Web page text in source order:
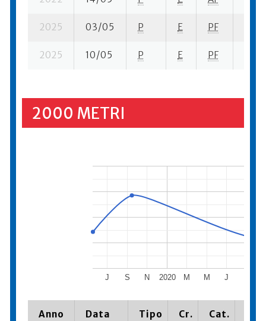
2025 03/05 P E PF
2025 10/05 P E PF
2000 METRI
2020
J S N M M J
Anno Data Tipo Cr. Cat.